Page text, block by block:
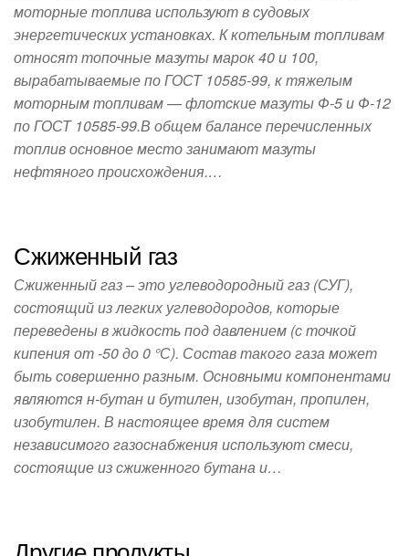
моторные топлива используют в судовых
энергетических установках. К котельным топливам
относят топочные мазуты марок 40 и 100,
вырабатываемые по ГОСТ 10585-99, к тяжелым
моторным топливам — флотские мазуты Ф-5 и Ф-12
по ГОСТ 10585-99.В общем балансе перечисленных
топлив основное место занимают мазуты
нефтяного происхождения.…
Сжиженный газ
Сжиженный газ – это углеводородный газ (СУГ),
состоящий из легких углеводородов, которые
переведены в жидкость под давлением (с точкой
кипения от -50 до 0 °С). Состав такого газа может
быть совершенно разным. Основными компонентами
являются н-бутан и бутилен, изобутан, пропилен,
изобутилен. В настоящее время для систем
независимого газоснабжения используют смеси,
состоящие из сжиженного бутана и…